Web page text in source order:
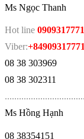
Ms Ngọc Thanh
Hot line 0909317771
Viber:
08 38 303969
08 38 302311
.
Ms Hồng Hạnh
08 38354151